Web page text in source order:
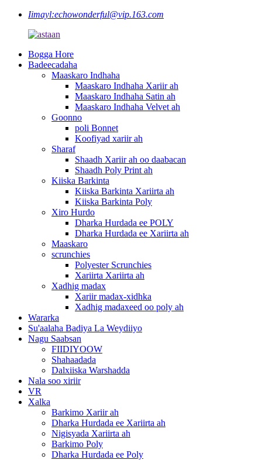
Iimayl:echowonderful@vip.163.com
Bogga Hore
Badeecadaha
Maaskaro Indhaha
Maaskaro Indhaha Xariir ah
Maaskaro Indhaha Satin ah
Maaskaro Indhaha Velvet ah
Goonno
poli Bonnet
Koofiyad xariir ah
Sharaf
Shaadh Xariir ah oo daabacan
Shaadh Poly Print ah
Kiiska Barkinta
Kiiska Barkinta Xariirta ah
Kiiska Barkinta Poly
Xiro Hurdo
Dharka Hurdada ee POLY
Dharka Hurdada ee Xariirta ah
Maaskaro
scrunchies
Polyester Scrunchies
Xariirta Xariirta ah
Xadhig madax
Xariir madax-xidhka
Xadhig madaxeed oo poly ah
Wararka
Su'aalaha Badiya La Weydiiyo
Nagu Saabsan
FIIDIYOOW
Shahaadada
Dalxiiska Warshadda
Nala soo xiriir
VR
Xalka
Barkimo Xariir ah
Dharka Hurdada ee Xariirta ah
Nigisyada Xariirta ah
Barkimo Poly
Dharka Hurdada ee Poly